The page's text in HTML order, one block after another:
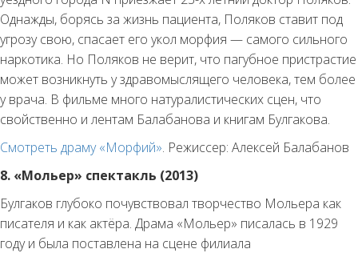
Однажды, борясь за жизнь пациента, Поляков ставит под
угрозу свою, спасает его укол морфия — самого сильного
наркотика. Но Поляков не верит, что пагубное пристрастие
может возникнуть у здравомыслящего человека, тем более
у врача. В фильме много натуралистических сцен, что
свойственно и лентам Балабанова и книгам Булгакова.
Смотреть драму «Морфий». Режиссер: Алексей Балабанов
8. «Мольер» спектакль (2013)
Булгаков глубоко почувствовал творчество Мольера как
писателя и как актёра. Драма «Мольер» писалась в 1929
году и была поставлена на сцене филиала